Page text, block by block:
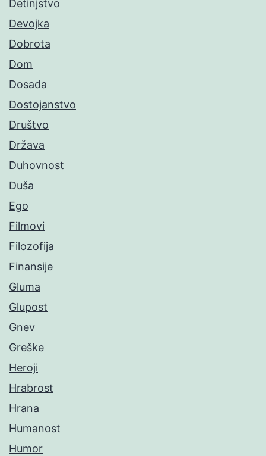
Detinjstvo
Devojka
Dobrota
Dom
Dosada
Dostojanstvo
Društvo
Država
Duhovnost
Duša
Ego
Filmovi
Filozofija
Finansije
Gluma
Glupost
Gnev
Greške
Heroji
Hrabrost
Hrana
Humanost
Humor